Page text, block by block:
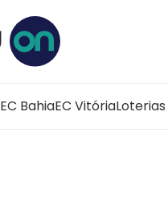
EC BahiaEC VitóriaLoterias